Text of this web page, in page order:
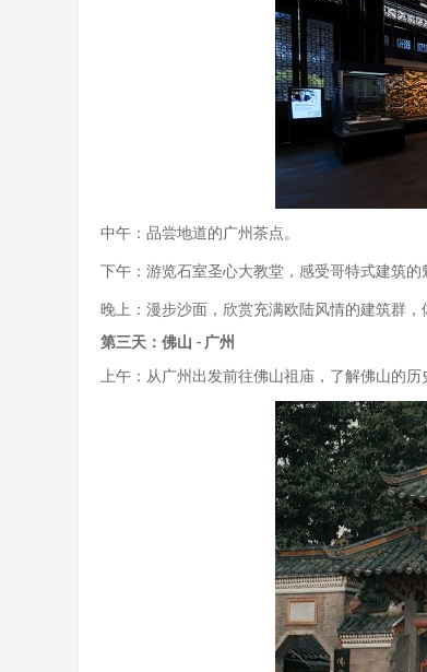
中午：品尝地道的广州茶点。
下午：游览石室圣心大教堂，感受哥特式建筑的
晚上：漫步沙面，欣赏充满欧陆风情的建筑群，
第三天：佛山 - 广州
上午：从广州出发前往佛山祖庙，了解佛山的历